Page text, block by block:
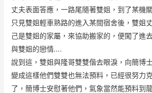
丈夫表面答應，一路尾隨著雙姐，到了某機
只見雙姐輕車熟路的進入某間宿舍後，雙姐
己是雙姐的家屬，來協助搬家的，便闖了進
與雙姐的戀情….
說到這，雙姐與隆哥雙雙偕去眼淚，向簡博
變成這樣他們雙雙也無法預料，已經很努力
了，簡博士安慰著他們，氣象當然能預料到